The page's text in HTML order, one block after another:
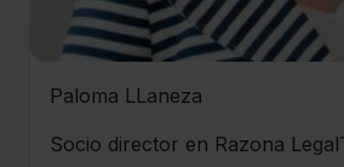
Paloma LLaneza
Socio director en Razona